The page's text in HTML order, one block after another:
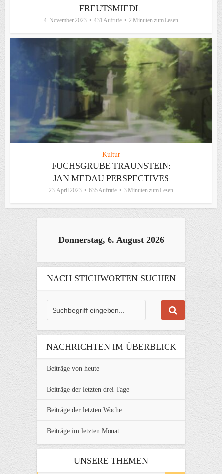
FREUTSMIEDL
4. November 2023 431 Aufrufe 2 Minuten zum Lesen
Kultur
FUCHSGRUBE TRAUNSTEIN:
JAN MEDAU PERSPECTIVES
23. April 2023 635 Aufrufe 3 Minuten zum Lesen
Donnerstag, 6. August 2026
NACH STICHWORTEN SUCHEN
NACHRICHTEN IM ÜBERBLICK
Beiträge von heute
Beiträge der letzten drei Tage
Beiträge der letzten Woche
Beiträge im letzten Monat
UNSERE THEMEN